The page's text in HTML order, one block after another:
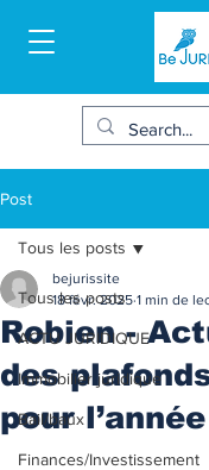
Post
Tous les posts
ACTU JURIDIQUE
Immobilier juridique
Bail/baux
Finances/Investissement
Tous les posts
Robien -
des
pour
bejurissite
18 févr. 2025 1 min de